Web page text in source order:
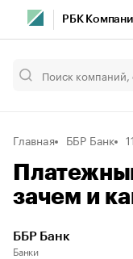
РБК
Главная ББР Банк
зачем и
ББР Банк
Банки